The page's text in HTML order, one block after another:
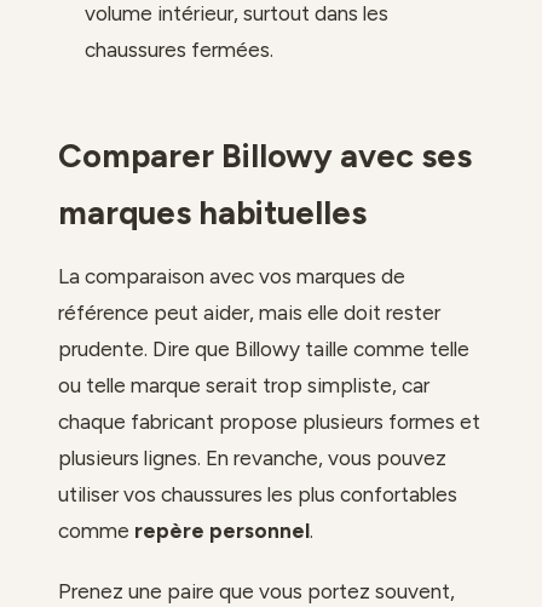
volume intérieur, surtout dans les
chaussures fermées.
Comparer Billowy avec ses
marques habituelles
La comparaison avec vos marques de
référence peut aider, mais elle doit rester
prudente. Dire que Billowy taille comme telle
ou telle marque serait trop simpliste, car
chaque fabricant propose plusieurs formes et
plusieurs lignes. En revanche, vous pouvez
utiliser vos chaussures les plus confortables
comme repère personnel.
Prenez une paire que vous portez souvent,